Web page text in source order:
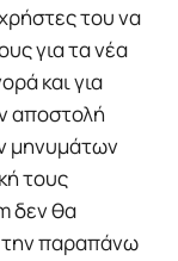
του να
για τα νέα
και για
αποστολή
μηνυμάτων
τους
δεν θα
την παραπάνω